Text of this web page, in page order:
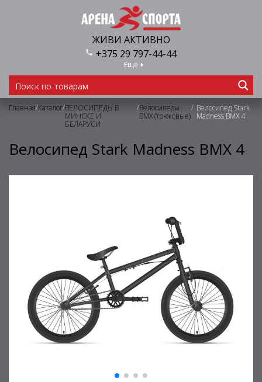
ЖИВИ АКТИВНО
+375 29 797-44-44
Еще
Главная/Каталог/ВЕЛОСИПЕДЫ В
МИНСКЕ И
БЕЛАРУСИ
/Велосипеды
BMX (трюковые)
/ Велосипед Stark
Madness BMX 4
Велосипед Stark Madness BMX 4